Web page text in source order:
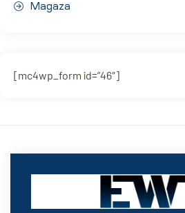
Magaza
[mc4wp_form id=”46″]